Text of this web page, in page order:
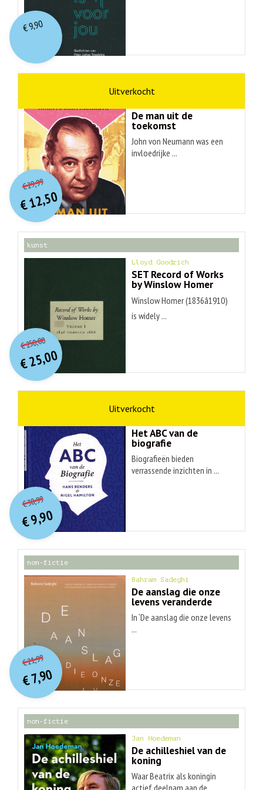
€9,90
De man uit de
toekomst
John von Neumann was een
invloedrijke ...
€29,99O
orspr
onkelijke
prijs
was:
€ 29,99.
€12,50
Huidige
prijs
is:€ 12,50.
kunst
Lloyd Goodrich
SET Record of Works
by Winslow Homer
Winslow Homer (1836â1910)
is widely ...
€250,00O
orspr
onkelijke
prijs
was:
€ 250,00.
€25,00
Huidige
prijs
is:
€ 25,00.
Het ABC van de
biografie
Biografieën bieden
verrassende inzichten in ...
€30,99O
orspr
onkelijke
prijs
was:
€ 30,99.
€9,90
Huidige
prijs
is:
€ 9,90.
non-fictie
Bahram Sadeghi
De aanslag die onze
levens veranderde
In ‘De aanslag die onze levens
...
€21,99O
orspr
onkelijke
prijs
was:
€ 21,99.
€7,90
Huidige
prijs
is:
€ 7,90.
non-fictie
Jan Hoedeman
De achilleshiel van de
koning
Waar Beatrix als koningin
actief deelnam aan de ...